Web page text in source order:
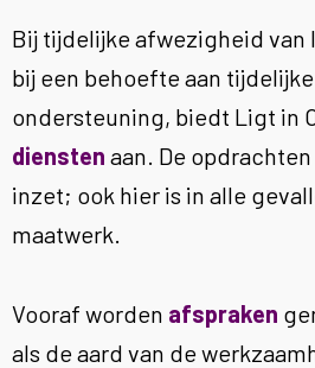
Bij tijdelijke afwezigheid
bij een behoefte aan
ondersteuning, biedt Ligt in
diensten aan. De
inzet; ook hier is in alle
maatwerk.
Vooraf worden afspraken
als de aard van de